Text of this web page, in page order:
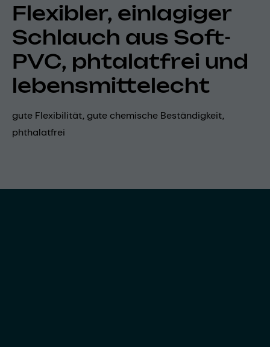
Flexibler, einlagiger
Schlauch aus Soft-
PVC, phtalatfrei und
lebensmittelecht
gute Flexibilität, gute chemische Beständigkeit,
phthalatfrei